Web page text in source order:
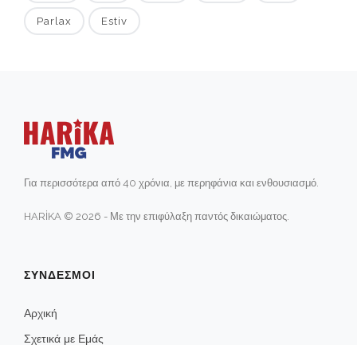
Parlax Estiv
Για περισσότερα από 40 χρόνια, με περηφάνια και ενθουσιασμό.
HARİKA © 2026 - Με την επιφύλαξη παντός δικαιώματος.
ΣΥΝΔΕΣΜΟΙ
Αρχική
Σχετικά με Εμάς